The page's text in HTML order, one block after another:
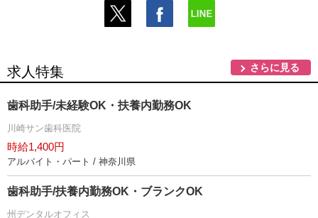
求人特集 さらに見る
歯科助手/未経験OK・扶養内勤務OK
川崎サン歯科医院
時給1,400円
アルバイト・パート / 神奈川県
歯科助手/扶養内勤務OK・ブランクOK
州デンタルオフィス